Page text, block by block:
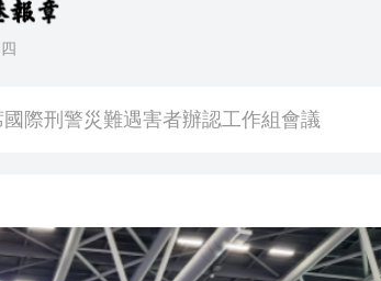
濱化股份轉型迎來兌現期
際刑警災難遇害者辦認工作組會議
入火海 女司機及時逃生